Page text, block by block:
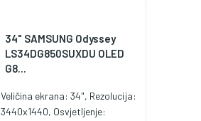
34" SAMSUNG Odyssey
LS34DG850SUXDU OLED
G8...
Veličina ekrana: 34", Rezolucija:
3440x1440, Osvjetljenje: